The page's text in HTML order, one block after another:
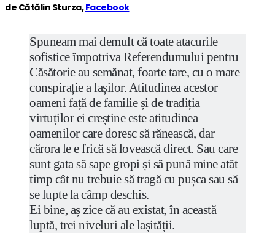
de Cătălin Sturza,Facebook
Spuneam mai demult că toate atacurile
sofistice împotriva Referendumului pentru
Căsătorie au semănat, foarte tare, cu o mare
conspirație a lașilor. Atitudinea acestor
oameni față de familie și de tradiția
virtuților ei creștine este atitudinea
oamenilor care doresc să rănească, dar
cărora le e frică să lovească direct. Sau care
sunt gata să sape gropi și să pună mine atât
timp cât nu trebuie să tragă cu pușca sau să
se lupte la câmp deschis.
Ei bine, aș zice că au existat, în această
luptă, trei niveluri ale lașității.